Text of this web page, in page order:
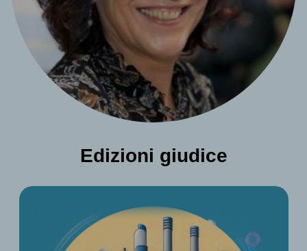
Edizioni giudice